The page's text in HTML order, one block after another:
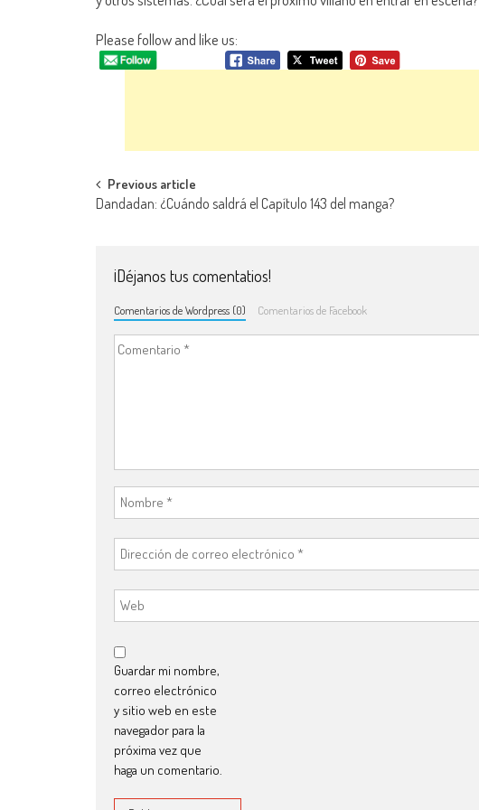
Please follow and like us:
Navegación de entradas
Previous article
Dandadan: ¿Cuándo saldrá el Capítulo 143 del manga?
¡Déjanos tus comentatios!
Comentarios de Wordpress (0) Comentarios de Facebook
Guardar mi nombre,
correo electrónico
y sitio web en este
navegador para la
próxima vez que
haga un comentario.